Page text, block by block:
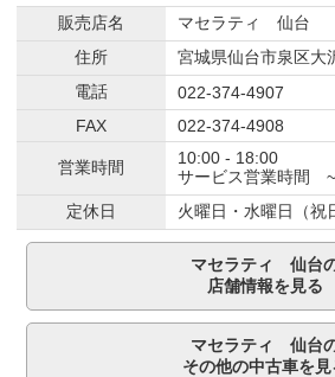
販売店名
マセラティ 仙台
住所
宮城県仙台市泉区大
電話
022-374-4907
FAX
022-374-4908
営業時間
10:00 - 18:00
サービス営業時間
定休日
火曜日・水曜日（祝
マセラティ 仙台
店舗情報を見る
マセラティ 仙台
その他の中古車を見